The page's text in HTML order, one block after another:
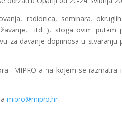
radionica, seminara,
itd. ), stoga ovim putem
za davanje doprinosa u stvaranju
MIPRO-a na kojem se razmatra
mipro@mipro.hr